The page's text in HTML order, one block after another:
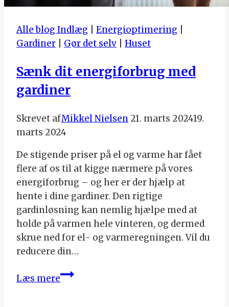
Alle blog Indlæg Energioptimering
Gardiner
Gør det selv Huset
Sænk dit energiforbrug med
gardiner
Skrevet afMikkel Nielsen 21. marts 202419.
marts 2024
De stigende priser på el og varme har fået
flere af os til at kigge nærmere på vores
energiforbrug – og her er der hjælp at
hente i dine gardiner. Den rigtige
gardinløsning kan nemlig hjælpe med at
holde på varmen hele vinteren, og dermed
skrue ned for el- og varmeregningen. Vil du
reducere din…
Læs mereSænk